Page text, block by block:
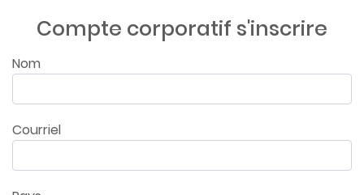
Compte corporatif s'inscrire
Nom
Courriel